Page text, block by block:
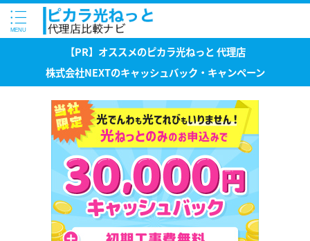
【PR】オススメのピカラ光ねっと 代理店
株式会社NEXTのキャッシュバック・キャンペーン